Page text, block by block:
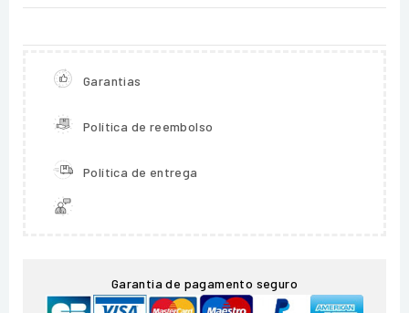
Garantias
Política de reembolso
Política de entrega
Garantia de pagamento seguro